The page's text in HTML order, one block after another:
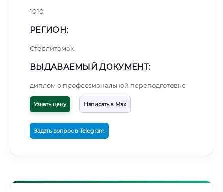
1010
РЕГИОН:
Стерлитамак
ВЫДАВАЕМЫЙ ДОКУМЕНТ:
диплом о профессиональной переподготовке
Узнать цену Написать в Max
Задать вопрос в Telegram